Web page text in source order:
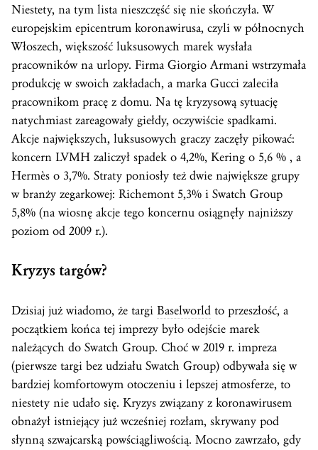
Niestety, na tym lista nieszczęść się nie skończyła. W
europejskim epicentrum koronawirusa, czyli w północnych
Włoszech, większość luksusowych marek wysłała
pracowników na urlopy. Firma Giorgio Armani wstrzymała
produkcję w swoich zakładach, a marka Gucci zaleciła
pracownikom pracę z domu. Na tę kryzysową sytuację
natychmiast zareagowały giełdy, oczywiście spadkami.
Akcje największych, luksusowych graczy zaczęły pikować:
koncern LVMH zaliczył spadek o 4,2%, Kering o 5,6 % , a
Hermès o 3,7%. Straty poniosły też dwie największe grupy
w branży zegarkowej: Richemont 5,3% i Swatch Group
5,8% (na wiosnę akcje tego koncernu osiągnęły najniższy
poziom od 2009 r.).
Kryzys targów?
Dzisiaj już wiadomo, że targi Baselworld to przeszłość, a
początkiem końca tej imprezy było odejście marek
należących do Swatch Group. Choć w 2019 r. impreza
(pierwsze targi bez udziału Swatch Group) odbywała się w
bardziej komfortowym otoczeniu i lepszej atmosferze, to
niestety nie udało się. Kryzys związany z koronawirusem
obnażył istniejący już wcześniej rozłam, skrywany pod
słynną szwajcarską powściągliwością. Mocno zawrzało, gdy